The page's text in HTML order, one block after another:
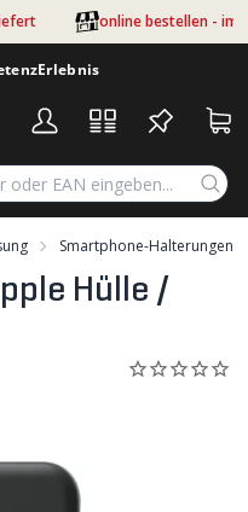
online bestellen - im
Erlebnis
Smartphone-Halterungen
Hülle /